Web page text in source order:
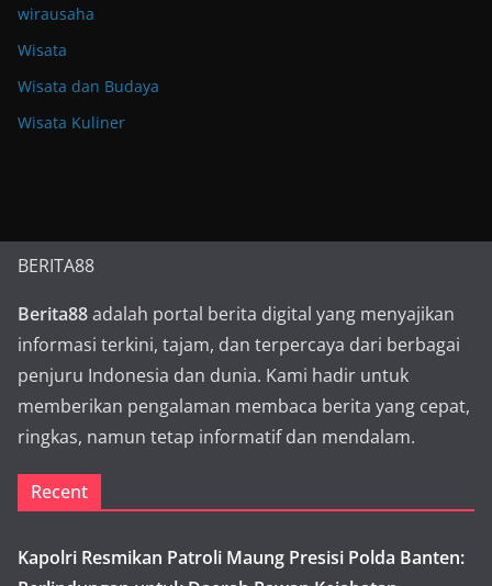
wirausaha
Wisata
Wisata dan Budaya
Wisata Kuliner
BERITA88
Berita88adalah portal berita digital yang menyajikan
informasi terkini, tajam, dan terpercaya dari berbagai
penjuru Indonesia dan dunia. Kami hadir untuk
memberikan pengalaman membaca berita yang cepat,
ringkas, namun tetap informatif dan mendalam.
Recent
Kapolri Resmikan Patroli Maung Presisi Polda Banten: